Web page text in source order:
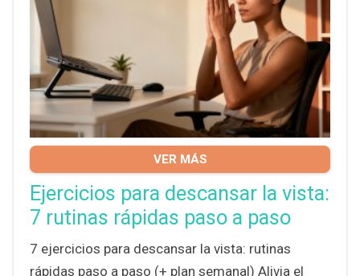
VER MÁS
Ejercicios para descansar la vista:
7 rutinas rápidas paso a paso
7 ejercicios para descansar la vista: rutinas
rápidas paso a paso (+ plan semanal) Alivia el